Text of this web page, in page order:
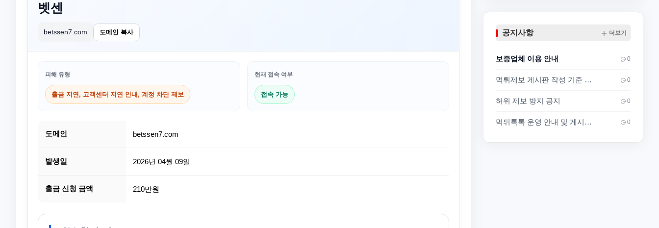
벳센
betssen7.com 도메인 복사
피해 유형
출금 지연, 고객센터 지연 안내, 계정 차단 제보
현재 접속 여부
접속 가능
도메인 betssen7.com
발생일 2026년 04월 09일
출금 신청 금액 210만원
공지사항 더보기
보증업체 이용 안내 0
먹튀제보 게시판 작성 기준 안내 0
허위 제보 방지 공지 0
먹튀톡톡 운영 안내 및 게시판 이용 기준 0